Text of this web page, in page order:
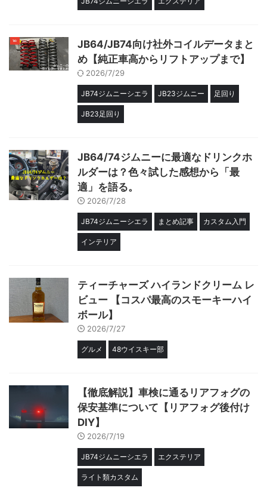
JB64/JB74向け社外コイルデータまと
め【純正車高からリフトアップまで】
2026/7/29
JB74ジムニーシエラ JB23ジムニー 足回り
JB23足回り
JB64/74ジムニーに最適なドリンクホ
ルダーは？色々試した感想から「最
適」を語る。
2026/7/28
JB74ジムニーシエラ まとめ記事 カスタム入門
インテリア
ティーチャーズ ハイランドクリーム レ
ビュー 【コスパ最高のスモーキーハイ
ボール】
2026/7/27
グルメ 48ウイスキー部
【徹底解説】車検に通るリアフォグの
保安基準について【リアフォグ後付け
DIY】
2026/7/19
JB74ジムニーシエラ エクステリア
ライト類カスタム